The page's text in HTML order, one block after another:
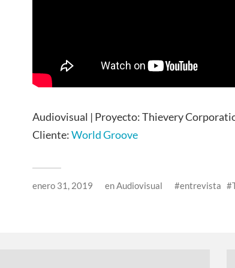
Audiovisual | Proyecto: Thievery
Cliente:World Groove
enero 31, 2019 enAudiovisual entrevista